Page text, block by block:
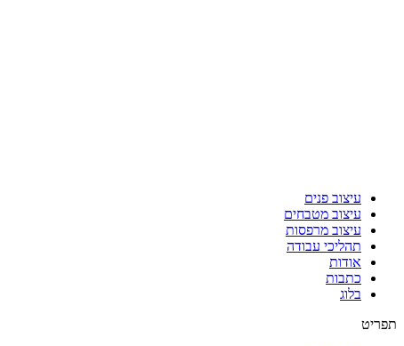
עיצוב פנים
עיצוב מטבחים
עיצוב מרפסות
תהליכי עבודה
אודות
כתבות
בלוג
תפריט